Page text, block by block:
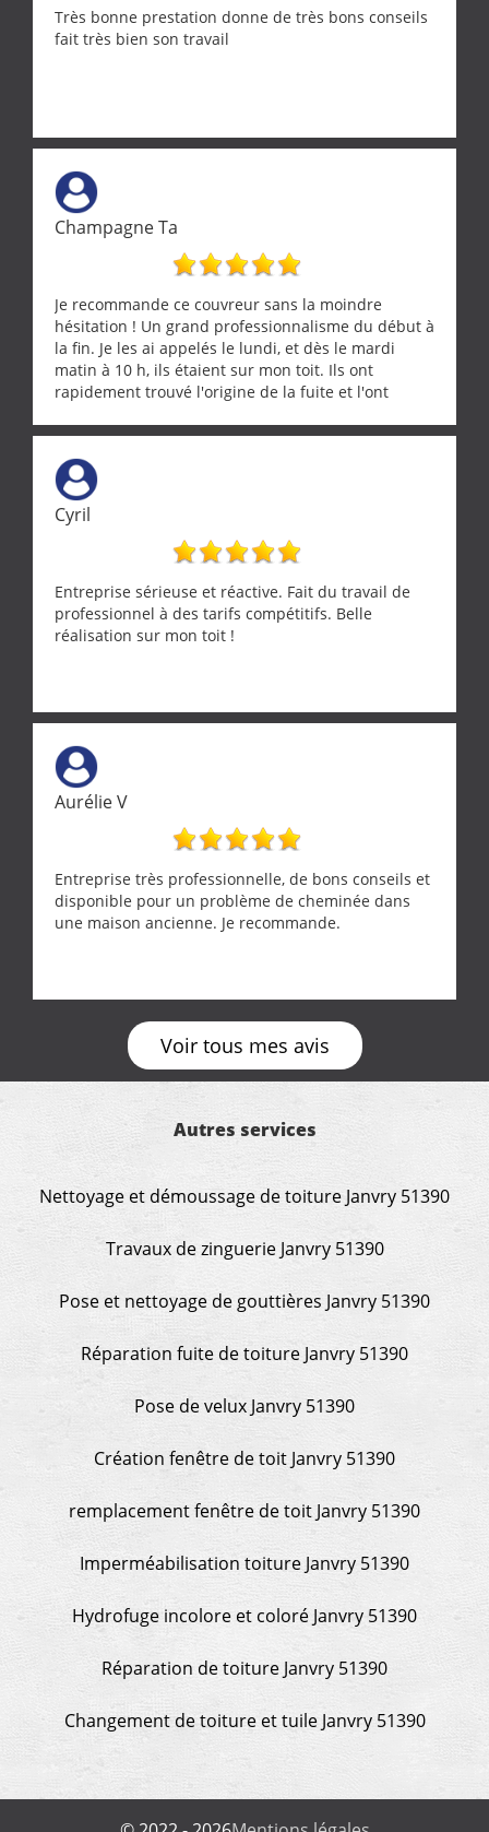
Très bonne prestation donne de très bons conseils
fait très bien son travail
Champagne Ta
Je recommande ce couvreur sans la moindre
hésitation ! Un grand professionnalisme du début à
la fin. Je les ai appelés le lundi, et dès le mardi
matin à 10 h, ils étaient sur mon toit. Ils ont
rapidement trouvé l'origine de la fuite et l'ont
Une équipe sérieuse, réactive et compétente. C'est
vraiment rassurant de pouvoir compter sur des
artisans aussi professionnels. Merci encore !
Cyril
Entreprise sérieuse et réactive. Fait du travail de
professionnel à des tarifs compétitifs. Belle
réalisation sur mon toit !
Aurélie V
Entreprise très professionnelle, de bons conseils et
disponible pour un problème de cheminée dans
une maison ancienne. Je recommande.
Voir tous mes avis
Autres services
Nettoyage et démoussage de toiture Janvry 51390
Travaux de zinguerie Janvry 51390
Pose et nettoyage de gouttières Janvry 51390
Réparation fuite de toiture Janvry 51390
Pose de velux Janvry 51390
Création fenêtre de toit Janvry 51390
remplacement fenêtre de toit Janvry 51390
Imperméabilisation toiture Janvry 51390
Hydrofuge incolore et coloré Janvry 51390
Réparation de toiture Janvry 51390
Changement de toiture et tuile Janvry 51390